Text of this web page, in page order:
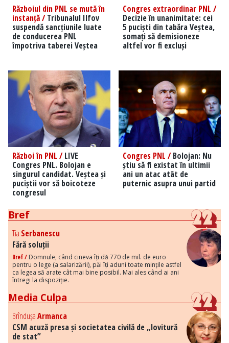
Războiul din PNL se mută în
instanță /Tribunalul Ilfov
suspendă sancțiunile luate
de conducerea PNL
împotriva taberei Veștea
Congres extraordinar PNL /
Decizie în unanimitate: cei
5 puciști din tabăra Veștea,
somați să demisioneze
altfel vor fi excluși
Război în PNL /LIVE
Congres PNL. Bolojan e
singurul candidat. Veștea și
puciștii vor să boicoteze
congresul
Congres PNL /Bolojan: Nu
știu să fi existat în ultimii
ani un atac atât de
puternic asupra unui partid
Bref
Tia Serbanescu
Fără soluții
Bref / Domnule, când cineva îți dă 770 de mil. de euro
pentru o lege (a salarizării), păi îți aduni toate mințile astfel
ca legea să arate cât mai bine posibil. Mai ales când ai ani
întregi la dispoziție.
Media Culpa
BrîndușaArmanca
CSM acuză presa și societatea civilă de „lovitură
de stat”